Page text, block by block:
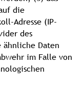
die
Adresse (IP-
des
ähnliche Daten
im Falle von